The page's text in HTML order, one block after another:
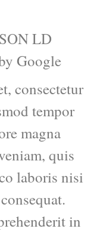
LD
Google
consectetur
tempor
magna
quis
laboris nisi
in